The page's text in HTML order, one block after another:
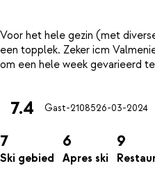
Voor het hele gezin (met
een topplek. Zeker icm
7.4 Gast-2108526-03-2024
7
Ski gebied
6
Apres ski
9